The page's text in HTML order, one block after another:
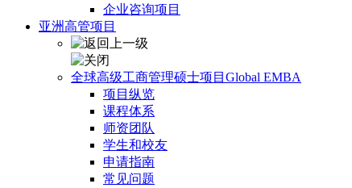
企业咨询项目
亚洲高管项目
全球高级工商管理硕士项目Global EMBA
项目纵览
课程体系
师资团队
学生和校友
申请指南
常见问题